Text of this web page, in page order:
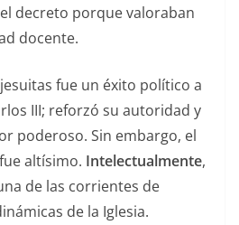
decreto porque valoraban
docente.
fue un éxito político a
III; reforzó su autoridad y
poderoso. Sin embargo, el
altísimo. Intelectualmente,
de las corrientes de
de la Iglesia.